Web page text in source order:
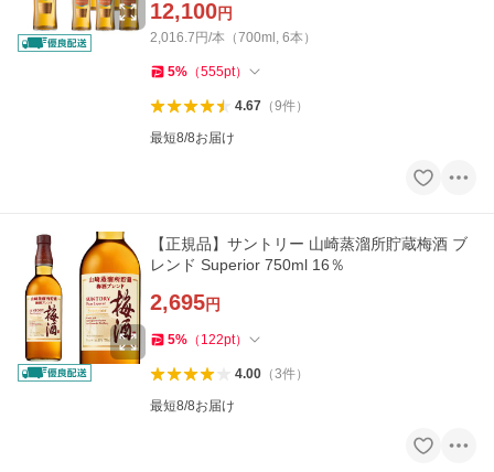
12,100円
2,016.7円/本（700ml, 6本）
5% （555pt）
4.67（9件）
最短8/8お届け
【正規品】サントリー 山崎蒸溜所貯蔵梅酒 ブ
レンド Superior 750ml 16％
2,695円
5% （ 122pt）
4.00（3件）
最短8/8お届け